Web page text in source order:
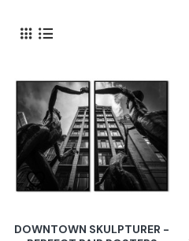
DOWNTOWN SKULPTURER -